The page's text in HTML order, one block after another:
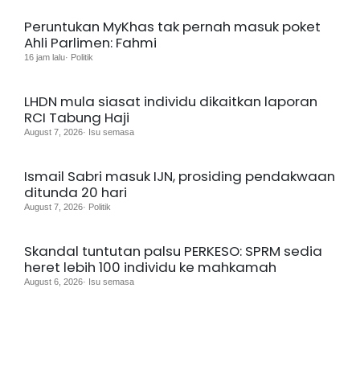
Peruntukan MyKhas tak pernah masuk poket
Ahli Parlimen: Fahmi
16 jam lalu· Politik
LHDN mula siasat individu dikaitkan laporan
RCI Tabung Haji
August 7, 2026· Isu semasa
Ismail Sabri masuk IJN, prosiding pendakwaan
ditunda 20 hari
August 7, 2026· Politik
Skandal tuntutan palsu PERKESO: SPRM sedia
heret lebih 100 individu ke mahkamah
August 6, 2026· Isu semasa